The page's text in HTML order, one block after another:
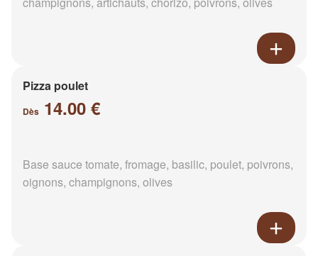
Pizza poulet
Dès 14.00 €
Base sauce tomate, fromage, basilic, poulet, poivrons,
oignons, champignons, olives